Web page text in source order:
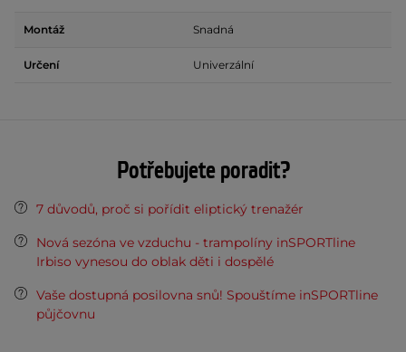
Montáž Snadná
Určení Univerzální
Potřebujete poradit?
7 důvodů, proč si pořídit eliptický trenažér
Nová sezóna ve vzduchu - trampolíny inSPORTline
Irbiso vynesou do oblak děti i dospělé
Vaše dostupná posilovna snů! Spouštíme inSPORTline
půjčovnu